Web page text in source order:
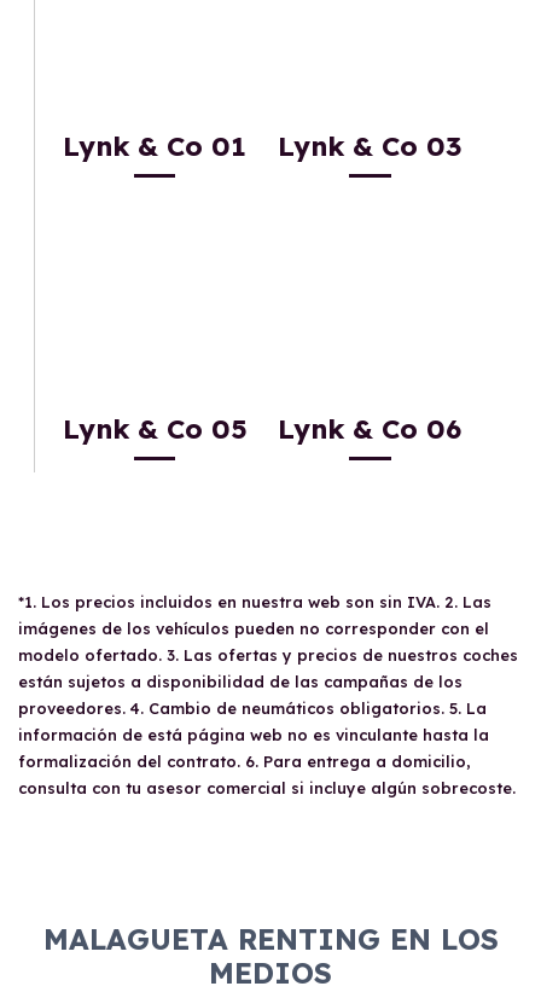
Lynk & Co 01 Lynk & Co 03
Lynk & Co 05 Lynk & Co 06
*1. Los precios incluidos en nuestra web son sin IVA. 2. Las
imágenes de los vehículos pueden no corresponder con el
modelo ofertado. 3. Las ofertas y precios de nuestros coches
están sujetos a disponibilidad de las campañas de los
proveedores. 4. Cambio de neumáticos obligatorios. 5. La
información de está página web no es vinculante hasta la
formalización del contrato. 6. Para entrega a domicilio,
consulta con tu asesor comercial si incluye algún sobrecoste.
MALAGUETA RENTING EN LOS
MEDIOS